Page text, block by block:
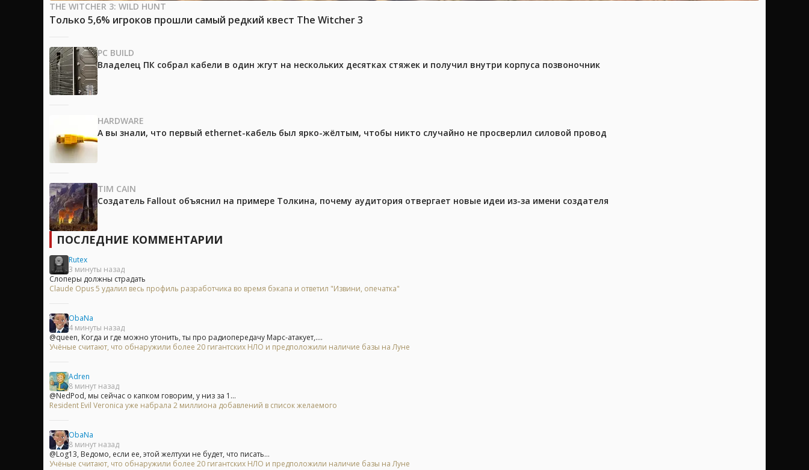
THE WITCHER 3: WILD HUNT
Только 5,6% игроков прошли самый редкий квест The Witcher 3
PC BUILD
Владелец ПК собрал кабели в один жгут на нескольких десятках стяжек и получил внутри корпуса позвоночник
HARDWARE
А вы знали, что первый ethernet-кабель был ярко-жёлтым, чтобы никто случайно не просверлил силовой провод
TIM CAIN
Создатель Fallout объяснил на примере Толкина, почему аудитория отвергает новые идеи из-за имени создателя
ПОСЛЕДНИЕ КОММЕНТАРИИ
Rutex
3 минуты назад
Слоперы должны страдать
Claude Opus 5 удалил весь профиль разработчика во время бэкапа и ответил "Извини, опечатка"
ObaNa
4 минуты назад
@queen, Когда и где можно утонить, ты про радиопередачу Марс-атакует,....
Учёные считают, что обнаружили более 20 гигантских НЛО и предположили наличие базы на Луне
Adren
8 минут назад
@NedPod, мы сейчас о капком говорим, у низ за 1...
Resident Evil Veronica уже набрала 2 миллиона добавлений в список желаемого
ObaNa
8 минут назад
@Log13, Ведомо, если ее, этой желтухи не будет, что писать...
Учёные считают, что обнаружили более 20 гигантских НЛО и предположили наличие базы на Луне